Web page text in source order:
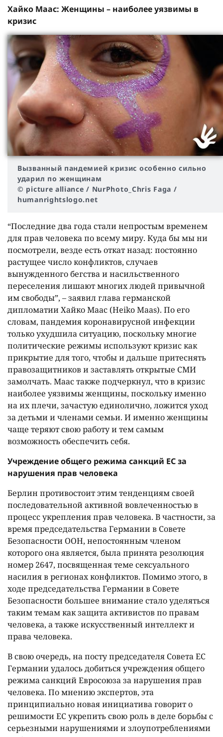
Хайко Маас: Женщины – наиболее уязвимы в
кризис
Вызванный пандемией кризис особенно сильно
ударил по женщинам
© picture alliance / NurPhoto_Chris Faga /
humanrightslogo.net
“Последние два года стали непростым временем
для прав человека по всему миру. Куда бы мы ни
посмотрели, везде есть откат назад: постоянно
растущее число конфликтов, случаев
вынужденного бегства и насильственного
переселения лишают многих людей привычной
им свободы”, – заявил глава германской
дипломатии Хайко Маас (Heiko Maas). По его
словам, пандемия коронавирусной инфекции
только ухудшила ситуацию, поскольку многие
политические режимы используют кризис как
прикрытие для того, чтобы и дальше притеснять
правозащитников и заставлять открытые СМИ
замолчать. Маас также подчеркнул, что в кризис
наиболее уязвимы женщины, поскольку именно
на их плечи, зачастую единолично, ложится уход
за детьми и членами семьи. И именно женщины
чаще теряют свою работу и тем самым
возможность обеспечить себя.
Учреждение общего режима санкций ЕС за
нарушения прав человека
Берлин противостоит этим тенденциям своей
последовательной активной вовлеченностью в
процесс укрепления прав человека. В частности, за
время председательства Германии в Совете
Безопасности ООН, непостоянным членом
которого она является, была принята резолюция
номер 2647, посвященная теме сексуального
насилия в регионах конфликтов. Помимо этого, в
ходе председательства Германии в Совете
Безопасности большее внимание стало уделяться
таким темам как защита активистов по правам
человека, а также искусственный интеллект и
права человека.
В свою очередь, на посту председателя Совета ЕС
Германии удалось добиться учреждения общего
режима санкций Евросоюза за нарушения прав
человека. По мнению экспертов, эта
принципиально новая инициатива говорит о
решимости ЕС укрепить свою роль в деле борьбы с
серьезными нарушениями и злоупотреблениями